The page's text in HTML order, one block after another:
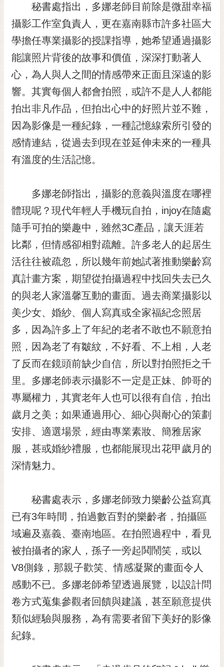
料
開
放
宣
告
市
府
交
通
位
秘書處指出，多娜老師目前除是微甜幸福
攝影工作室負責人，更在嘉南縣市許多社區大
學擔任專業攝影的授課指導，她希望通過攝影
能讓照片背後的故事和價值，深深打動著人
心，為人與人之間的情感帶來正面且深遠的影
響。其實每個人都會拍照，或許不是人人都能
拍出非凡作品，但拍出心中的好照片並不難，
因為影像是一種紀錄，一種記憶線索所引發的
感情連結，從過去到現在並延伸未來的一種具
有溫度的生活記憶。
多娜老師指出，攝影的意義與溫度在哪裡
體現呢？現代年輕人手機玩自拍，injoy在隨處
隨手可拍的樂趣中，雖然3C產品，讓天涯若
比鄰，但情感卻相對疏離。許多老人的起居生
活往往被疏忽，所以幾年前她試著推動樂齡寫
真計畫方案，期望從拍攝過程中找回失去已久
的與老人家溫馨互動的畫面。過去商業攝影以
美少女、婚紗、個人寫真或全家福紀念照居
多，因為許多上了年紀的老者不敢也不願意拍
照，因為老了有皺紋，不好看、不上相，人老
了反而在鏡頭前缺少自信，所以對拍照拒之千
里。多娜老師表示攝影不一定是正妹、帥哥的
專屬權力，其實老年人也可以很有自信，拍出
歲月之美；如果通過用心、細心與耐心的策劃
安排、適選場景，經由專業素妝、簡雅居家
服，甚或婚紗禮服，也都能展現出花甲歲月的
深情魅力。
秘書處表示，多娜老師致力樂齡公益寫真
已有3年時間，拍過數百對的樂齡者，拍攝區
域遍及嘉義、臺南地區。在拍照過程中，看見
被拍攝者的家人，孫子一旁起鬨鬧笑，或以
V8側錄，那親子歡笑、情感凝聚的畫面令人
感動不已。多娜老師希望透過展覽，以設計問
卷方式蒐集參觀者回饋與建議，甚至願意提供
類似經驗與服務，為有需要者留下美好的影像
紀錄。